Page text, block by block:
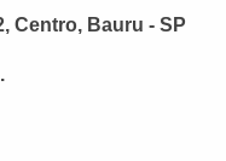
Centro, Bauru - SP